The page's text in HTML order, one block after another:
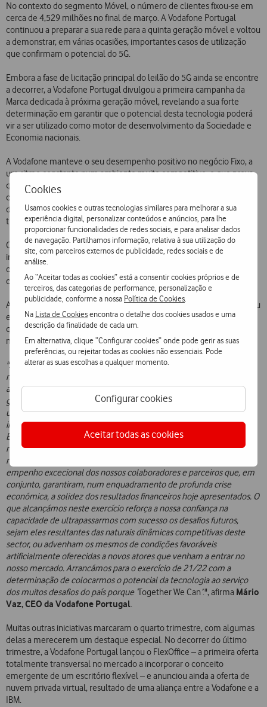
Cookies
Usamos cookies e outras tecnologias similares para melhorar a sua
experiência digital, personalizar conteúdos e anúncios, para lhe
proporcionar funcionalidades de redes sociais, e para analisar dados
de navegação. Partilhamos informação, relativa à sua utilização do
site, com parceiros externos de publicidade, redes sociais e de
análise.
Ao “Aceitar todas as cookies” está a consentir cookies próprios e de
terceiros, das categorias de performance, personalização e
publicidade, conforme a nossa Política de Cookies
Na Lista de Cookiesencontra o detalhe dos cookies usados e uma
descrição da finalidade de cada um.
Em alternativa, clique “Configurar cookies” onde pode gerir as suas
preferências, ou rejeitar todas as cookies não essenciais. Pode
alterar as suas escolhas a qualquer momento.
Configurar cookies
Aceitar todas as cookies
No contexto do segmento Móvel, o número de clientes fixou-se em
cerca de 4,529 milhões no final de março. A Vodafone Portugal
continuou a preparar a sua rede para a quinta geração móvel e voltou
a demonstrar, em várias ocasiões, importantes casos de utilização
que confirmam o potencial do 5G.
Embora a fase de licitação principal do leilão do 5G ainda se encontre
a decorrer, a Vodafone Portugal divulgou a primeira campanha da
Marca dedicada à próxima geração móvel, revelando a sua forte
determinação em garantir que o potencial desta tecnologia poderá
vir a ser utilizado como motor de desenvolvimento da Sociedade e
Economia nacionais.
A Vodafone manteve o seu desempenho positivo no negócio Fixo, a
um ritmo constante num ambiente muito competitivo, o que prova
que os clientes reconhecem a qualidade do serviço e a
competitividade da oferta, numa circunstância em que a qualidade
do FBB é ainda mais crítica devido à relevância e obrigatoriedade do
trabalho remoto.
Os resultados alcançados neste trimestre foram também
impulsionados pelo desempenho consistente do negócio Fixo, com
os clientes de banda larga a atingirem 814 mil (+9,6% YoY) e os
clientes de TV a totalizarem 749 mil (+10,3% YoY).
Ainda no decurso do quarto trimestre, a Vodafone Portugal continuou
efetivamente a expandir a sua presença em todo o País. No final do
quarto trimestre, a rede de próxima geração da Vodafone atingiu 3,8
milhões de lares e empresas (+9,5% YoY).
"A Vodafone encerrou mais um ano fiscal de atividade no nosso País,
mantendo-se fiel aos princípios que sempre orientaram a nossa
atuação: a disponibilização de soluções tecnológicas de última
geração que ajudem as famílias e empresas nacionais a
ultrapassarem com sucesso os muitos e inesperados desafios
impostos pela acelerada mudança de hábitos sociais e da economia.
Este foi mais um exercício de expressivo investimento no País, com
reflexo na melhoria dos processos de relação com os Clientes e na
modernização de sistemas e redes. O ano 20/21 foi marcado pelo
empenho excecional dos nossos colaboradores e parceiros que, em
conjunto, garantiram, num enquadramento de profunda crise
económica, a solidez dos resultados financeiros hoje apresentados. O
que alcançámos neste exercício reforça a nossa confiança na
capacidade de ultrapassarmos com sucesso os desafios futuros,
sejam eles resultantes das naturais dinâmicas competitivas deste
sector, ou advenham os mesmos de condições favoráveis
artificialmente oferecidas a novos atores que venham a entrar no
nosso mercado. Arrancámos para o exercício de 21/22 com a
determinação de colocarmos o potencial da tecnologia ao serviço
dos muitos desafios do país porque ‘ Together We Can’.", afirma Mário
Vaz, CEO da Vodafone Portugal.
Muitas outras iniciativas marcaram o quarto trimestre, com algumas
delas a merecerem um destaque especial. No decorrer do último
trimestre, a Vodafone Portugal lançou o FlexOffice – a primeira oferta
totalmente transversal no mercado a incorporar o conceito
emergente de um escritório flexível – e anunciou ainda a oferta de
nuvem privada virtual, resultado de uma aliança entre a Vodafone e a
IBM.